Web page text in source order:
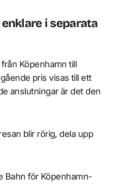
i separata
Köpenhamn till
pris visas till ett
anslutningar är det den
blir rörig, dela upp
Bahn för Köpenhamn-